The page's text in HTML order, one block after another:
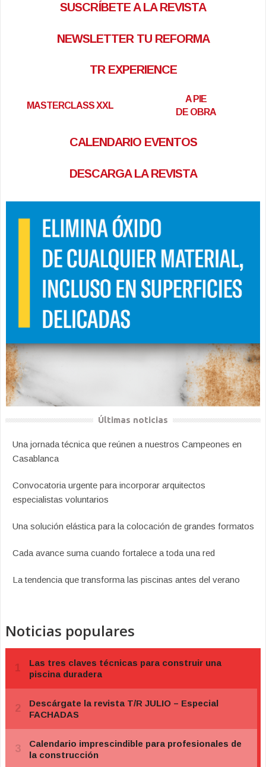
SUSCRÍBETE A LA REVISTA
NEWSLETTER TU REFORMA
TR EXPERIENCE
MASTERCLASS XXL
A PIE
DE OBRA
CALENDARIO EVENTOS
DESCARGA LA REVISTA
Últimas noticias
Una jornada técnica que reúnen a nuestros Campeones en
Casablanca
Convocatoria urgente para incorporar arquitectos
especialistas voluntarios
Una solución elástica para la colocación de grandes formatos
Cada avance suma cuando fortalece a toda una red
La tendencia que transforma las piscinas antes del verano
Noticias populares